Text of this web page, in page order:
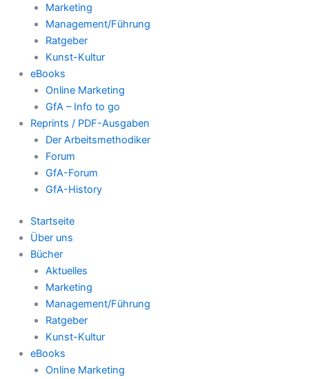
Marketing
Management/Führung
Ratgeber
Kunst-Kultur
eBooks
Online Marketing
GfA – Info to go
Reprints / PDF-Ausgaben
Der Arbeitsmethodiker
Forum
GfA-Forum
GfA-History
Startseite
Über uns
Bücher
Aktuelles
Marketing
Management/Führung
Ratgeber
Kunst-Kultur
eBooks
Online Marketing